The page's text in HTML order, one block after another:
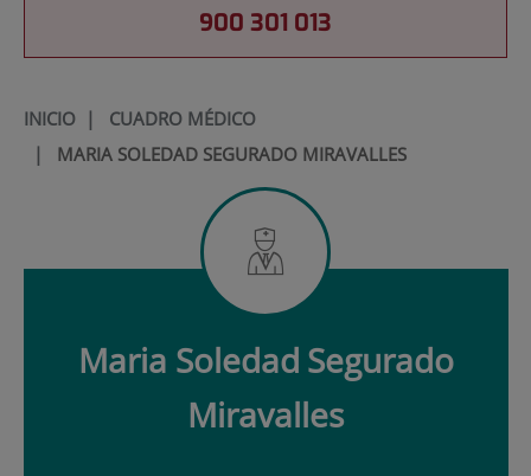
900 301 013
INICIO| CUADRO MÉDICO
| MARIA SOLEDAD SEGURADO MIRAVALLES
Maria Soledad Segurado
Miravalles